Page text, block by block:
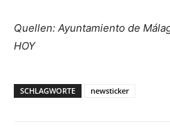
Quellen: Ayuntamiento de
HOY
SCHLAGWORTE newsticker